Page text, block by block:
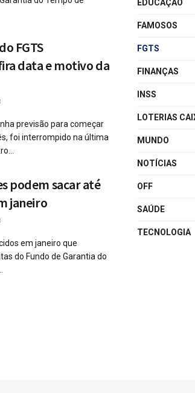
FGTS
data e motivo da
previsão para começar
foi interrompido na última
podem sacar até
janeiro
em janeiro que
do Fundo de Garantia do
EDUCAÇÃO
FAMOSOS
FGTS
FINANÇAS
INSS
LOTERIAS
MUNDO
NOTÍCIAS
OFF
SAÚDE
TECNOLOGIA